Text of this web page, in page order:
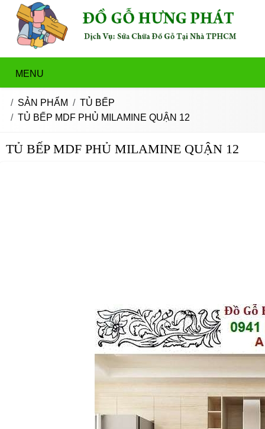
MENU
SẢN PHẨM
TỦ BẾP
TỦ BẾP MDF PHỦ MILAMINE QUẬN 12
TỦ BẾP MDF PHỦ MILAMINE QUẬN 12